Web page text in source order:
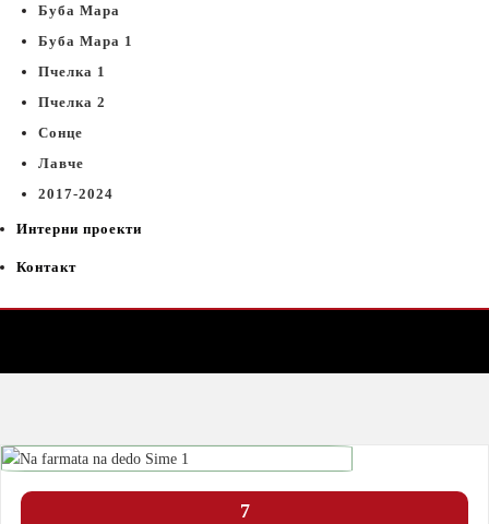
Буба Мара
Буба Мара 1
Пчелка 1
Пчелка 2
Сонце
Лавче
2017-2024
Интерни проекти
Контакт
7